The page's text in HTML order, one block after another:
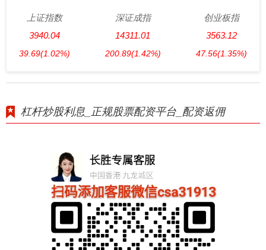
上证指数
3940.04
39.69(1.02%)
深证成指
14311.01
200.89(1.42%)
创业板指
3563.12
47.56(1.35%)
杠杆炒股利息_正规股票配资平台_配资返佣